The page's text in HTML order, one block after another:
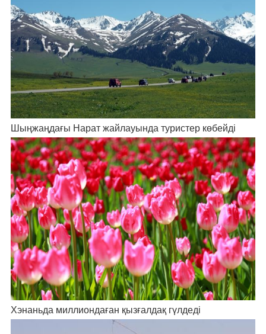
Шыңжаңдағы Нарат жайлауында туристер көбейді
Хэнаньда миллиондаған қызғалдақ гүлдеді